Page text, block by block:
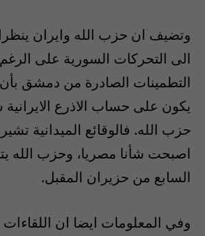
وتضيف ان حزب الله وايران
الى التحركات السورية على
التطمينات الصادرة من دمشق
يكون على حساب الاذرع
حزب الله. فالوقائع الميدانية
اصبحت شأنا مصريا، وحزب الله
السابع من حزيران المقبل.
وفي المعلومات ايضا ان